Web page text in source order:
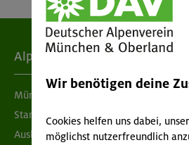
Alpenverein
München & Oberland
Standorte
Ausbildung & Jobs
Wir benötigen deine
Cookies helfen uns dabei,
möglichst nutzerfreundlich